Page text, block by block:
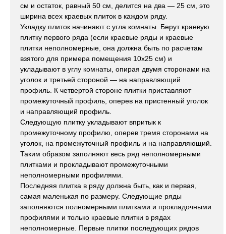
см и остаток, равный 50 см, делится на два — 25 см, это
ширина всех краевых плиток в каждом ряду.
Укладку плиток начинают с угла комнаты. Берут краевую
плитку первого ряда (если краевые ряды и краевые
плитки неполномерные, она должна быть по расчетам
взятого для примера помещения 10x25 см) и
укладывают в углу комнаты, опирая двумя сторонами на
уголок и третьей стороной — на направляющий
профиль. К четвертой стороне плитки приставляют
промежуточный профиль, оперев на пристенный уголок
и направляющий профиль.
Следующую плитку укладывают впритык к
промежуточному профилю, оперев тремя сторонами на
уголок, на промежуточный профиль и на направляющий.
Таким образом заполняют весь ряд неполномерными
плитками и прокладывают промежуточными
неполномерными профилями.
Последняя плитка в ряду должна быть, как и первая,
самая маленькая по размеру. Следующие ряды
заполняются полномерными плитками и прокладочными
профилями и только краевые плитки в рядах
неполномерные. Первые плитки последующих рядов